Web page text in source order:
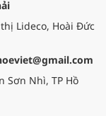
của thời tiết.
Lideco, Hoài Đức
Sơn Nhì, TP Hồ